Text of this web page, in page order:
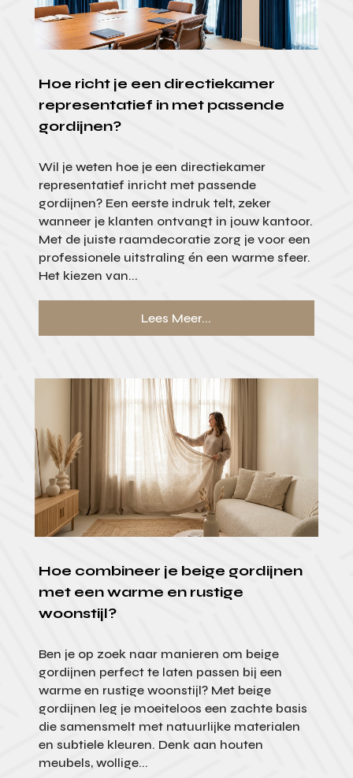
Hoe richt je een directiekamer
representatief in met passende
gordijnen?
Wil je weten hoe je een directiekamer
representatief inricht met passende
gordijnen? Een eerste indruk telt, zeker
wanneer je klanten ontvangt in jouw kantoor.
Met de juiste raamdecoratie zorg je voor een
professionele uitstraling én een warme sfeer.
Het kiezen van...
Lees Meer...
Hoe combineer je beige gordijnen
met een warme en rustige
woonstijl?
Ben je op zoek naar manieren om beige
gordijnen perfect te laten passen bij een
warme en rustige woonstijl? Met beige
gordijnen leg je moeiteloos een zachte basis
die samensmelt met natuurlijke materialen
en subtiele kleuren. Denk aan houten
meubels, wollige...